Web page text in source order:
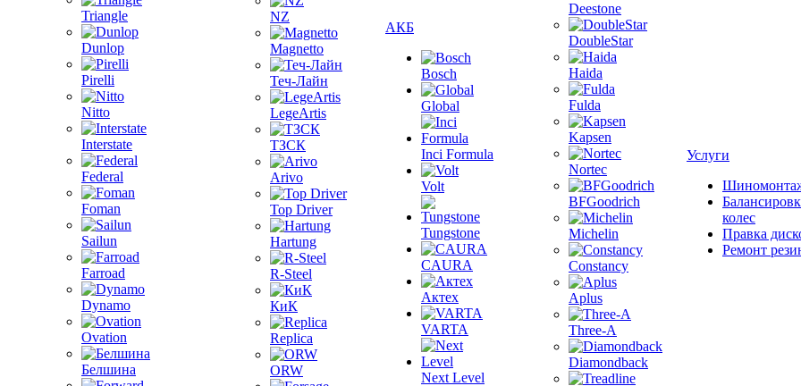
Triangle
Dunlop
Pirelli
Nitto
Interstate
Federal
Foman
Sailun
Farroad
Dynamo
Ovation
Белшина
NZ
Magnetto
Теч-Лайн
LegeArtis
ТЗСК
Arivo
Top Driver
Hartung
R-Steel
КиК
Replica
ORW
АКБ
Bosch
Global
Inci Formula
Volt
Tungstone
CAURA
Актех
VARTA
Next Level
Deestone
DoubleStar
Haida
Fulda
Kapsen
Nortec
BFGoodrich
Michelin
Constancy
Aplus
Three-A
Diamondback
Услуги
колес
Правка
Ремонт